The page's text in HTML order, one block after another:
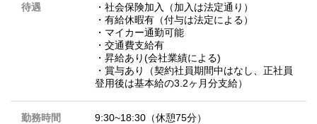
待遇
・社会保険加入（加入は法定通り）
・有給休暇有（付与は法定による）
・マイカー通勤可能
・交通費支給有
・昇給あり(会社業績による)
・賞与あり（契約社員期間中はなし、正社員
登用後は基本給の3.2ヶ月分支給）
勤務時間 9:30~18:30（休憩75分）